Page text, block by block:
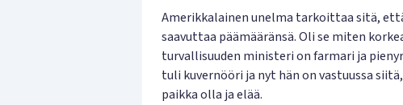
Amerikkalainen unelma tarkoittaa sitä,
saavuttaa päämääränsä. Oli se miten
turvallisuuden ministeri on farmari ja
tuli kuvernööri ja nyt hän on vastuussa
paikka olla ja elää.